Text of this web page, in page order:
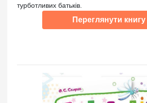
турботливих батьків.
Переглянути книгу